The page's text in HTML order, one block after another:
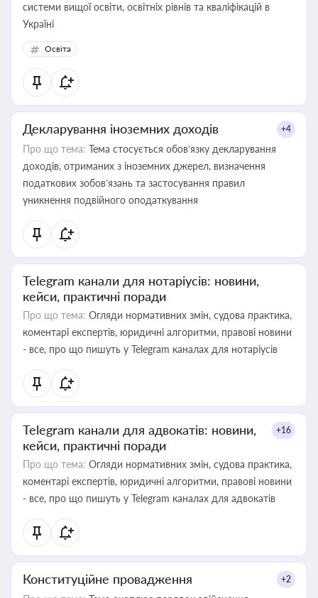
системи вищої освіти, освітніх рівнів та кваліфікацій в
Україні
Освіта
Декларування іноземних доходів +4
Про що тема: Тема стосується обов’язку декларування
доходів, отриманих з іноземних джерел, визначення
податкових зобов’язань та застосування правил
уникнення подвійного оподаткування
Telegram канали для нотаріусів: новини,
кейси, практичні поради
Про що тема: Огляди нормативних змін, судова практика,
коментарі експертів, юридичні алгоритми, правові новини
- все, про що пишуть у Telegram каналах для нотаріусів
Telegram канали для адвокатів: новини,
кейси, практичні поради
+16
Про що тема: Огляди нормативних змін, судова практика,
коментарі експертів, юридичні алгоритми, правові новини
- все, про що пишуть у Telegram каналах для адвокатів
Конституційне провадження +2